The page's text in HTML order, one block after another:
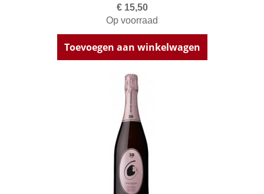
€ 15,50
Op voorraad
Toevoegen aan winkelwagen